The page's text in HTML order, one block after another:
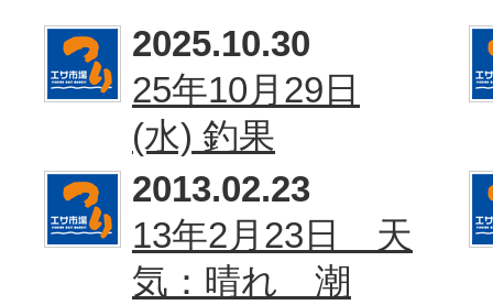
2025.10.30
25年10月29日
(水) 釣果
2013.02.23
13年2月23日 天
気：晴れ 潮